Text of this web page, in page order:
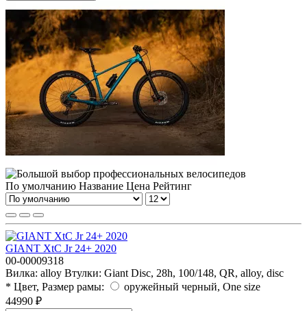
По умолчанию Название Цена Рейтинг
GIANT XtC Jr 24+ 2020
00-00009318
Вилка: alloy Втулки: Giant Disc, 28h, 100/148, QR, alloy, disc
* Цвет, Размер рамы:
оружейный черный, One size
44990 ₽